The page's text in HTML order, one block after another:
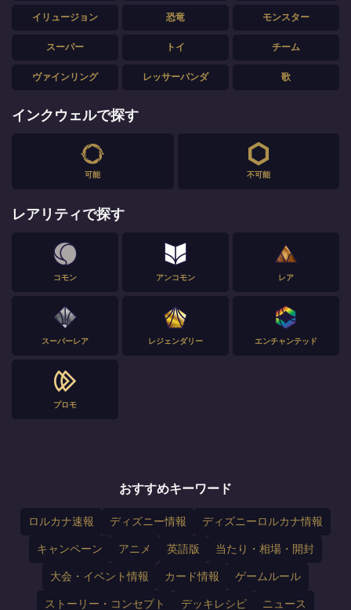
イリュージョン 恐竜 モンスター
スーパー トイ チーム
ヴァインリング レッサーパンダ 歌
インクウェルで探す
可能 不可能
レアリティで探す
コモン アンコモン レア
スーパーレア レジェンダリー エンチャンテッド
プロモ
おすすめキーワード
ロルカナ速報 ディズニー情報 ディズニーロルカナ情報
キャンペーン アニメ 英語版 当たり・相場・開封
大会・イベント情報 カード情報 ゲームルール
ストーリー・コンセプト デッキレシピ ニュース